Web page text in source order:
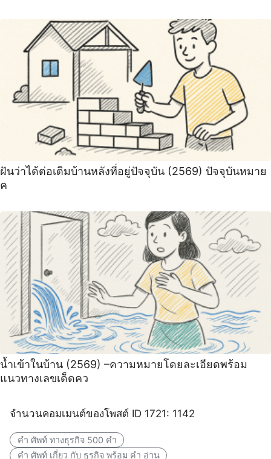
ฝันว่าได้ต่อเติมบ้านหลังที่อยู่ปัจจุบัน (2569) ปัจจุบันหมาย
ค
น้ำเข้าในบ้าน (2569) –ความหมายโดยละเอียดพร้อม
แนวทางเลขเด็ดคว
จำนวนคอมเมนต์ของโพสต์ ID 1721: 1142
คํา ศัพท์ ทางธุรกิจ 500 คํา
คํา ศัพท์ เกี่ยว กับ ธุรกิจ พร้อม คำ อ่าน